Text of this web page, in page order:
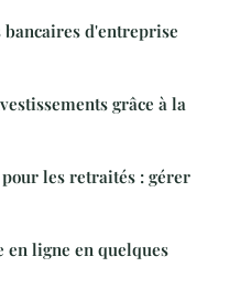
bancaires d'entreprise
grâce à la
les retraités : gérer
ligne en quelques